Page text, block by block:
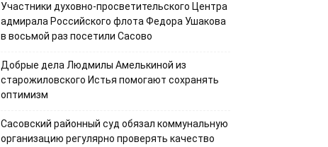
Участники духовно-просветительского Центра
адмирала Российского флота Федора Ушакова
в восьмой раз посетили Сасово
Добрые дела Людмилы Амелькиной из
старожиловского Истья помогают сохранять
оптимизм
Сасовский районный суд обязал коммунальную
организацию регулярно проверять качество